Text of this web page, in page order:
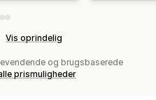
Vis oprindelig
og brugsbaserede
prismuligheder